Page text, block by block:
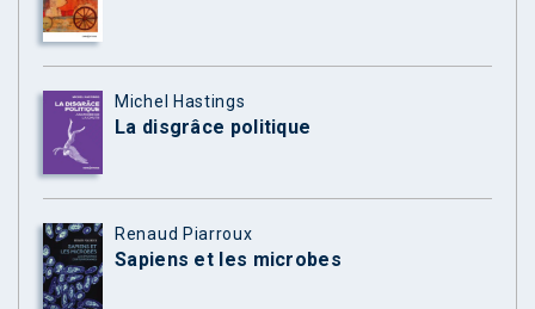
Michel Hastings
La disgrâce politique
Renaud Piarroux
Sapiens et les microbes